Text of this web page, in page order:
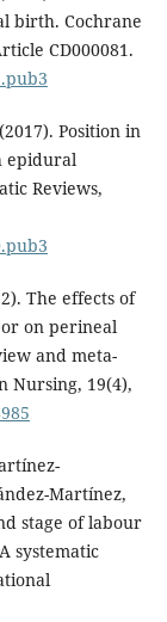
birth. Cochrane
CD000081.
Position in
epidural
Reviews,
The effects of
on perineal
and meta-
Nursing, 19(4),
Martínez,
stage of labour
systematic